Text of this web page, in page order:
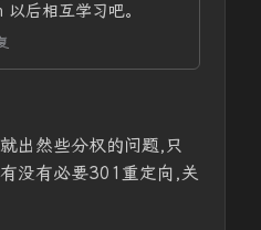
以后相互学习吧。
出然些分权的问题,只
没有必要301重定向,关